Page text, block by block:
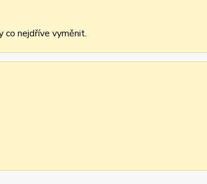
co nejdříve vyměnit.